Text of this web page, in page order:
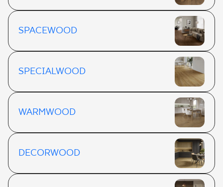
SPACEWOOD
SPECIALWOOD
WARMWOOD
DECORWOOD